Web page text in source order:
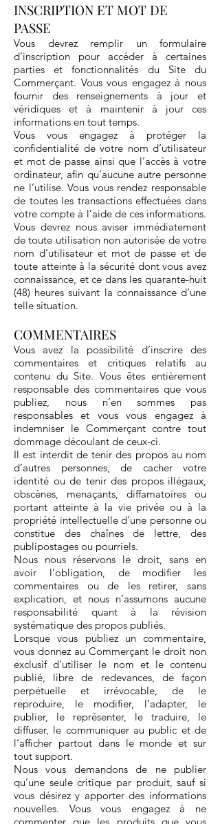
INSCRIPTION ET MOT DE
PASSE
Vous devrez remplir un formulaire
d’inscription pour accéder à certaines
parties et fonctionnalités du Site du
Commerçant. Vous vous engagez à nous
fournir des renseignements à jour et
véridiques et à maintenir à jour ces
informations en tout temps.
Vous vous engagez à protéger la
confidentialité de votre nom d’utilisateur
et mot de passe ainsi que l’accès à votre
ordinateur, afin qu’aucune autre personne
ne l’utilise. Vous vous rendez responsable
de toutes les transactions effectuées dans
votre compte à l’aide de ces informations.
Vous devrez nous aviser immédiatement
de toute utilisation non autorisée de votre
nom d’utilisateur et mot de passe et de
toute atteinte à la sécurité dont vous avez
connaissance, et ce dans les quarante-huit
(48) heures suivant la connaissance d’une
telle situation.
COMMENTAIRES
Vous avez la possibilité d’inscrire des
commentaires et critiques relatifs au
contenu du Site. Vous êtes entièrement
responsable des commentaires que vous
publiez, nous n’en sommes pas
responsables et vous vous engagez à
indemniser le Commerçant contre tout
dommage découlant de ceux-ci.
Il est interdit de tenir des propos au nom
d’autres personnes, de cacher votre
identité ou de tenir des propos illégaux,
obscènes, menaçants, diffamatoires ou
portant atteinte à la vie privée ou à la
propriété intellectuelle d’une personne ou
constitue des chaînes de lettre, des
publipostages ou pourriels.
Nous nous réservons le droit, sans en
avoir l’obligation, de modifier les
commentaires ou de les retirer, sans
explication, et nous n’assumons aucune
responsabilité quant à la révision
systématique des propos publiés.
Lorsque vous publiez un commentaire,
vous donnez au Commerçant le droit non
exclusif d’utiliser le nom et le contenu
publié, libre de redevances, de façon
perpétuelle et irrévocable, de le
reproduire, le modifier, l’adapter, le
publier, le représenter, le traduire, le
diffuser, le communiquer au public et de
l’afficher partout dans le monde et sur
tout support.
Nous vous demandons de ne publier
qu’une seule critique par produit, sauf si
vous désirez y apporter des informations
nouvelles. Vous vous engagez à ne